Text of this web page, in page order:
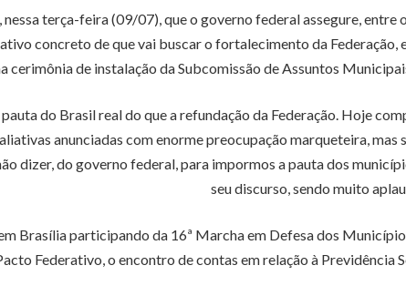
terça-feira (09/07), que o governo federal assegure,
concreto de que vai buscar o fortalecimento da
cerimônia de instalação da Subcomissão de Assuntos
pauta do Brasil real do que a refundação da Federação. Hoje
anunciadas com enorme preocupação marqueteira,
dizer, do governo federal, para impormos a pauta dos
seu discurso, sendo muito
Brasília participando da 16ª Marcha em Defesa dos
Federativo, o encontro de contas em relação à